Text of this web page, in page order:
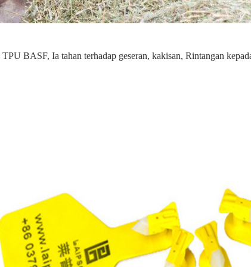
TPU BASF,Ia tahan terhadap geseran, kakisan, Rintangan